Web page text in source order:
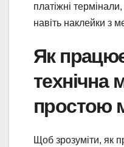
платіжні
навіть наклейки з
Як
технічна
простою
Щоб зрозуміти, як